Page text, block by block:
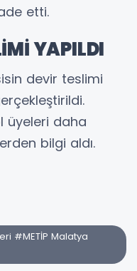
etti.
YAPILDI
devir teslimi
üyeleri daha
bilgi aldı.
#METİP Malatya